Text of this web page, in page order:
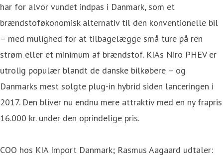
har for alvor vundet indpas i Danmark, som et
brændstoføkonomisk alternativ til den konventionelle bil
– med mulighed for at tilbagelægge små ture på ren
strøm eller et minimum af brændstof. KIAs Niro PHEV er
utrolig populær blandt de danske bilkøbere – og
Danmarks mest solgte plug-in hybrid siden lanceringen i
2017. Den bliver nu endnu mere attraktiv med en ny frapris
16.000 kr. under den oprindelige pris.
COO hos KIA Import Danmark; Rasmus Aagaard udtaler: